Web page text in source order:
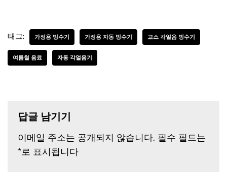
태그: 가정용 빙수기 가정용 자동 빙수기 고스 각얼음 빙수기
여름철 음료 자동 각얼음기
답글 남기기
이메일 주소는 공개되지 않습니다. 필수 필드는
*로 표시됩니다